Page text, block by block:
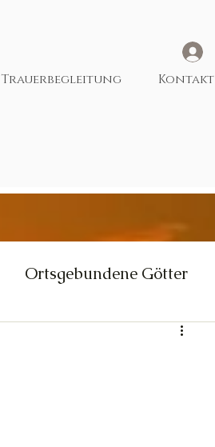
Trauerbegleitung Kontakt
Ortsgebundene Götter